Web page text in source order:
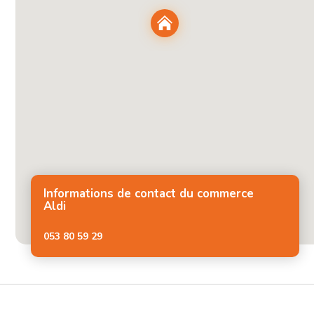
Informations de contact du commerce
Aldi
053 80 59 29